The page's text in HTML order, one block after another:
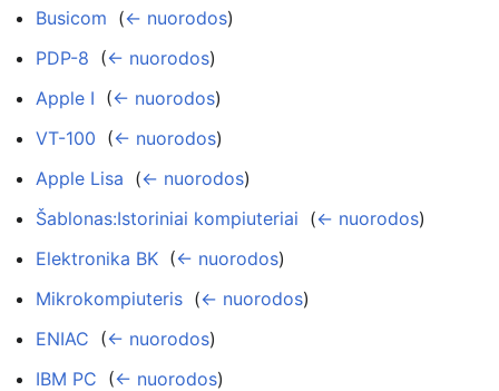
Busicom (← nuorodos)
PDP-8 (← nuorodos)
Apple I (← nuorodos)
VT-100 (← nuorodos)
Apple Lisa (← nuorodos)
Šablonas:Istoriniai kompiuteriai (← nuorodos)
Elektronika BK (← nuorodos)
Mikrokompiuteris (← nuorodos)
ENIAC (← nuorodos)
IBM PC (← nuorodos)